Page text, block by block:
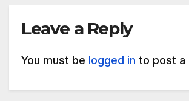
Leave a Reply
You must be logged in to post a